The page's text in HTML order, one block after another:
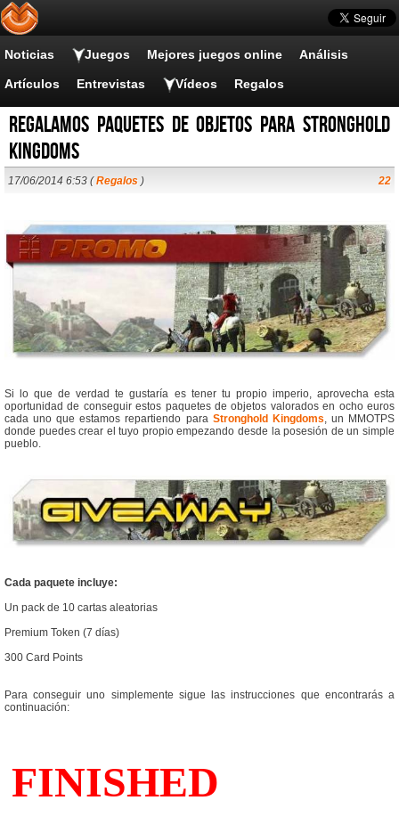
Noticias Juegos Mejores juegos online Análisis
Artículos Entrevistas Vídeos Regalos
Regalamos paquetes de objetos para Stronghold
Kingdoms
17/06/2014 6:53 (Regalos ) 22
Si lo que de verdad te gustaría es tener tu propio imperio, aprovecha esta
oportunidad de conseguir estos paquetes de objetos valorados en ocho euros
cada uno que estamos repartiendo para Stronghold Kingdoms, un MMOTPS
donde puedes crear el tuyo propio empezando desde la posesión de un simple
pueblo.
Cada paquete incluye:
Un pack de 10 cartas aleatorias
Premium Token (7 días)
300 Card Points
Para conseguir uno simplemente sigue las instrucciones que encontrarás a
continuación: